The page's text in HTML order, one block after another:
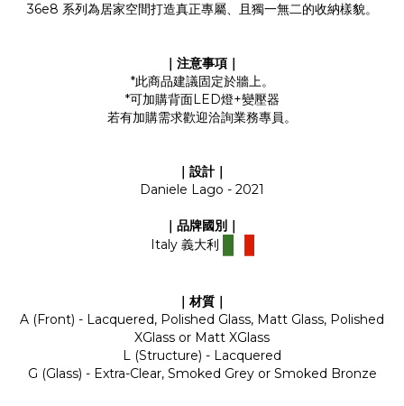
36e8 系列為居家空間打造真正專屬、且獨一無二的收納樣貌。
｜注意事項｜
*此商品建議固定於牆上。
*可加購背面LED燈+變壓器
若有加購需求歡迎洽詢業務專員。
｜設計｜
Daniele Lago - 2021
｜品牌國別｜
Italy 義大利
｜材質｜
A (Front) - Lacquered, Polished Glass, Matt Glass, Polished
XGlass or Matt XGlass
L (Structure) - Lacquered
G (Glass) - Extra-Clear, Smoked Grey or Smoked Bronze